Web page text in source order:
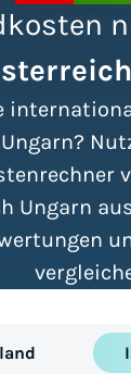
Ungarn